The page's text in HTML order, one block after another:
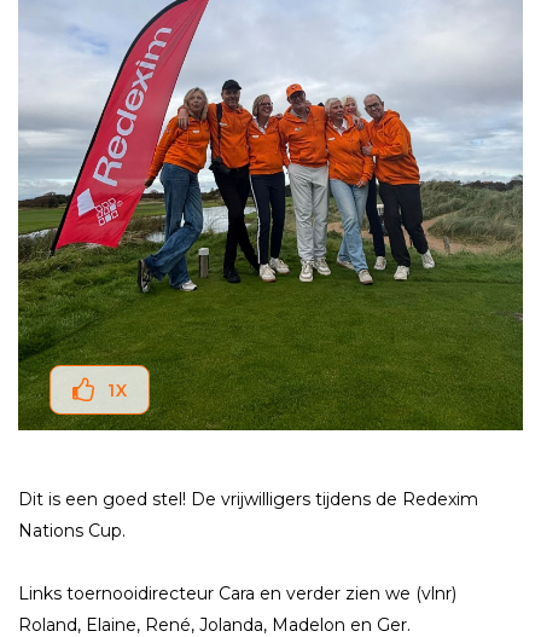
1X
Dit is een goed stel! De vrijwilligers tijdens de Redexim
Nations Cup.
Links toernooidirecteur Cara en verder zien we (vlnr)
Roland, Elaine, René, Jolanda, Madelon en Ger.